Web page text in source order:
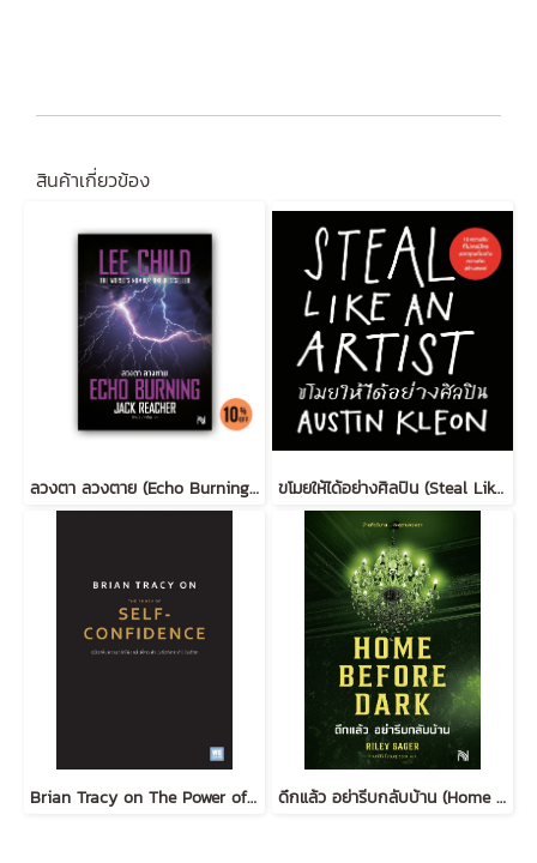
สินค้าเกี่ยวข้อง
ลวงตา ลวงตาย (Echo Burning) [ฉบับปรับปรุง] #5 ขโมยให้ได้อย่างศิลปิน (Steal Like an Artist) (ฉบับปรับปรุง)
Brian Tracy on The Power of Self-Confidence ดึกแล้ว อย่ารีบกลับบ้าน (Home Before Dark)